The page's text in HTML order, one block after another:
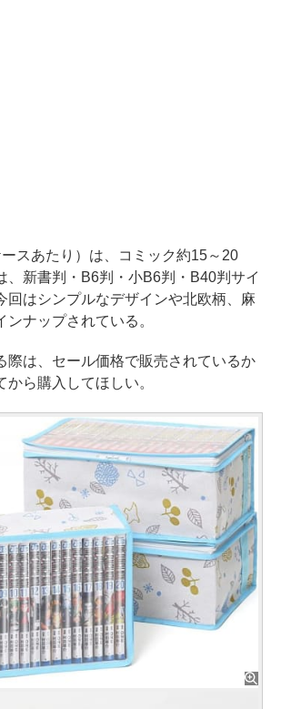
スあたり）は、コミック約15～20
、新書判・B6判・小B6判・B40判サイ
回はシンプルなデザインや北欧柄、麻
ナップされている。
は、セール価格で販売されているか
から購入してほしい。